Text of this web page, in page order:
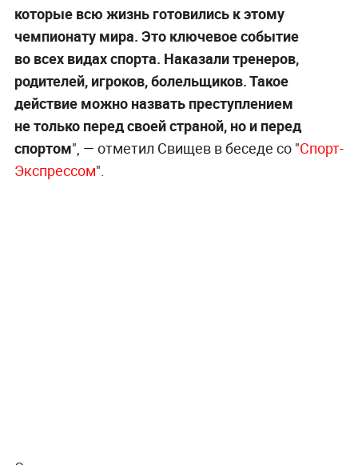
которые всю жизнь готовились к этому
чемпионату мира. Это ключевое событие
во всех видах спорта. Наказали тренеров,
родителей, игроков, болельщиков. Такое
действие можно назвать преступлением
не только перед своей страной, но и перед
спортом", — отметил Свищев в беседе со "Спорт-
Экспрессом".